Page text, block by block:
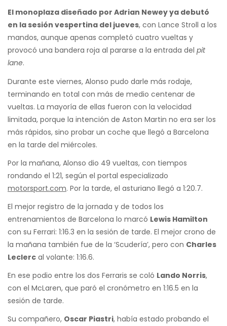
El monoplaza diseñado por Adrian Newey ya debutó
en la sesión vespertina del jueves, con Lance Stroll a los
mandos, aunque apenas completó cuatro vueltas y
provocó una bandera roja al pararse a la entrada del pit
lane.
Durante este viernes, Alonso pudo darle más rodaje,
terminando en total con más de medio centenar de
vueltas. La mayoría de ellas fueron con la velocidad
limitada, porque la intención de Aston Martin no era ser los
más rápidos, sino probar un coche que llegó a Barcelona
en la tarde del miércoles.
Por la mañana, Alonso dio 49 vueltas, con tiempos
rondando el 1:21, según el portal especializado
motorsport.com. Por la tarde, el asturiano llegó a 1:20.7.
El mejor registro de la jornada y de todos los
entrenamientos de Barcelona lo marcó Lewis Hamilton
con su Ferrari: 1:16.3 en la sesión de tarde. El mejor crono de
la mañana también fue de la ‘Scudería’, pero con Charles
Leclerc al volante: 1:16.6.
En ese podio entre los dos Ferraris se coló Lando Norris,
con el McLaren, que paró el cronómetro en 1:16.5 en la
sesión de tarde.
Su compañero, Oscar Piastri, había estado probando el